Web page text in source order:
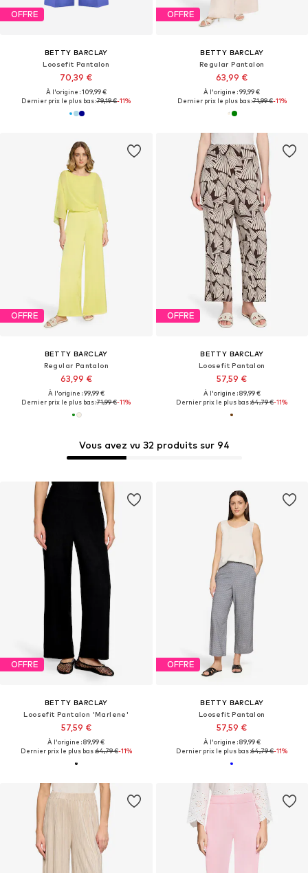
OFFRE
BETTY BARCLAY
Loosefit Pantalon
70,39 €
À l'origine : 109,99 €
Dernier prix le plus bas :79,19 €-11%
OFFRE
BETTY BARCLAY
Regular Pantalon
63,99 €
À l'origine : 99,99 €
Dernier prix le plus bas :71,99 €-11%
OFFRE
BETTY BARCLAY
Regular Pantalon
63,99 €
À l'origine : 99,99 €
Dernier prix le plus bas :71,99 €-11%
OFFRE
BETTY BARCLAY
Loosefit Pantalon
57,59 €
À l'origine : 89,99 €
Dernier prix le plus bas :64,79 €-11%
Vous avez vu 32 produits sur 94
OFFRE
BETTY BARCLAY
Loosefit Pantalon 'Marlene'
57,59 €
À l'origine : 89,99 €
Dernier prix le plus bas :64,79 €-11%
OFFRE
BETTY BARCLAY
Loosefit Pantalon
57,59 €
À l'origine : 89,99 €
Dernier prix le plus bas :64,79 €-11%